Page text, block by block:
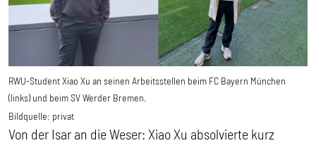
RWU-Student Xiao Xu an seinen Arbeitsstellen beim FC Bayern München
(links) und beim SV Werder Bremen.
Bildquelle: privat
Von der Isar an die Weser: Xiao Xu absolvierte kurz